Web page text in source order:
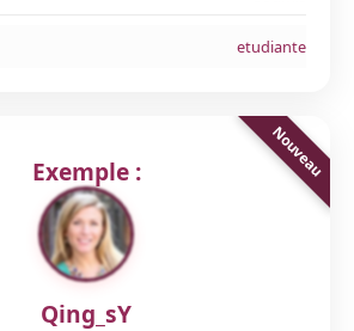
etudiante
Exemple :
Qing_sY